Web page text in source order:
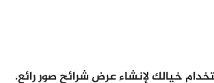
خيالك لإنشاء عرض شرائح صور رائع.